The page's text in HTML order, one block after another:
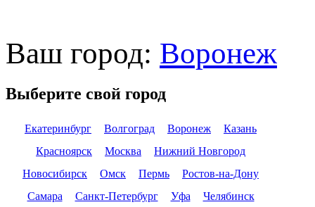
Ваш город: Воронеж
Выберите свой город
Екатеринбург Волгоград Воронеж
Казань
Красноярск
Москва
Нижний Новгород
Новосибирск
Омск Пермь
Ростов-на-Дону
Самара
Санкт-Петербург Уфа Челябинск